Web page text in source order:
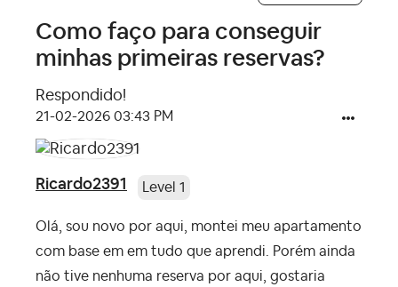
Como faço para conseguir
minhas primeiras reservas?
Respondido!
‎21-02-2026 03:43 PM
Ricardo2391 Level 1
Olá, sou novo por aqui, montei meu apartamento
com base em em tudo que aprendi. Porém ainda
não tive nenhuma reserva por aqui, gostaria